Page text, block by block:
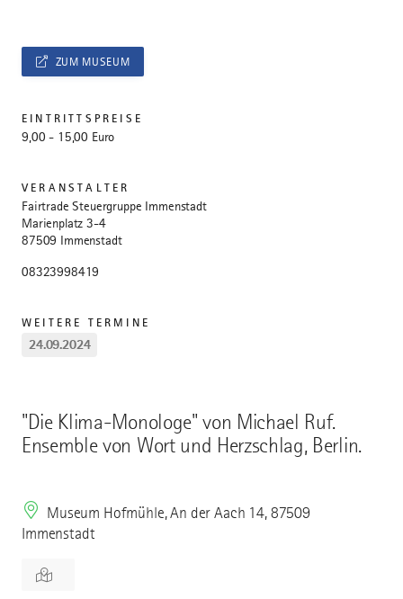
"Die Klima-Monologe" von Michael Ruf.
Ensemble von Wort und Herzschlag, Berlin.
Museum Hofmühle, An der Aach 14, 87509
Immenstadt
ZUM MUSEUM
EINTRITTSPREISE
9,00 - 15,00 Euro
VERANSTALTER
Fairtrade Steuergruppe Immenstadt
Marienplatz 3-4
87509 Immenstadt
08323998419
WEITERE TERMINE
24.09.2024